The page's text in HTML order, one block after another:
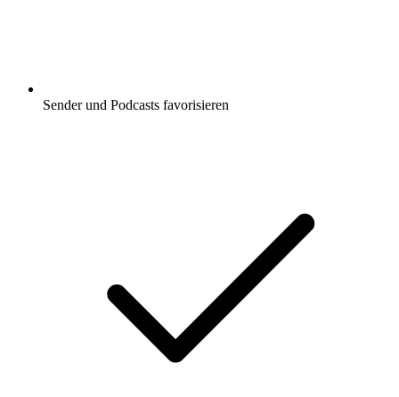
Sender und Podcasts favorisieren